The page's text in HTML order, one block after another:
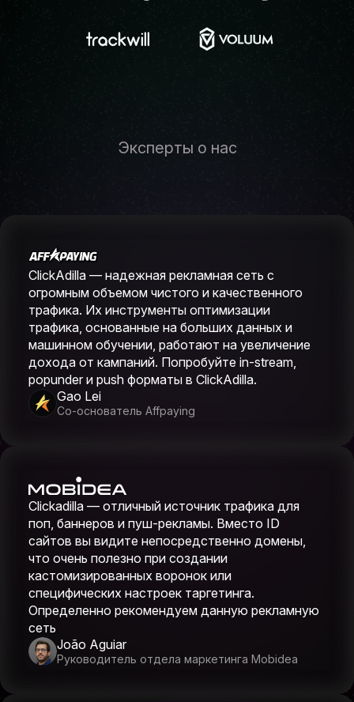
Эксперты о нас
ClickAdilla — надежная рекламная сеть с
огромным объемом чистого и качественного
трафика. Их инструменты оптимизации
трафика, основанные на больших данных и
машинном обучении, работают на увеличение
дохода от кампаний. Попробуйте in-stream,
popunder и push форматы в ClickAdilla.
Gao Lei
Со-основатель Affpaying
Clickadilla — отличный источник трафика для
поп, баннеров и пуш-рекламы. Вместо ID
сайтов вы видите непосредственно домены,
что очень полезно при создании
кастомизированных воронок или
специфических настроек таргетинга.
Определенно рекомендуем данную рекламную
сеть
João Aguiar
Руководитель отдела маркетинга Mobidea